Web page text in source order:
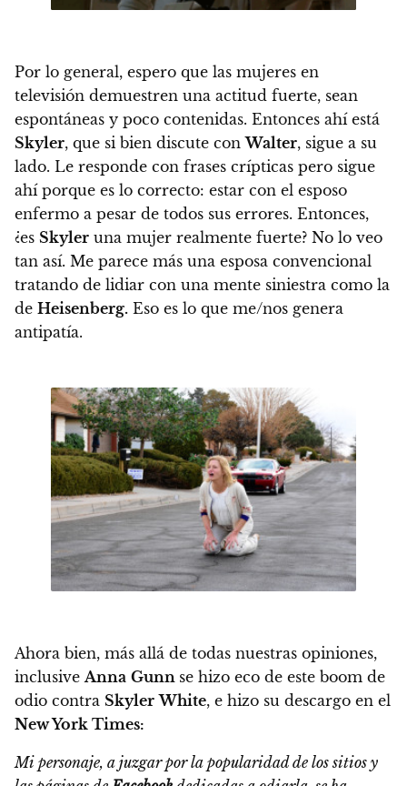
Por lo general, espero que las mujeres en
televisión demuestren una actitud fuerte, sean
espontáneas y poco contenidas. Entonces ahí está
Skyler, que si bien discute conWalter, sigue a su
lado. Le responde con frases crípticas pero sigue
ahí porque es lo correcto: estar con el esposo
enfermo a pesar de todos sus errores. Entonces,
¿es Skyler una mujer realmente fuerte? No lo veo
tan así. Me parece más una esposa convencional
tratando de lidiar con una mente siniestra como la
de Heisenberg. Eso es lo que me/nos genera
antipatía.
Ahora bien, más allá de todas nuestras opiniones,
inclusive Anna Gunn se hizo eco de este boom de
odio contra Skyler White, e hizo su descargo en el
New York Times:
Mi personaje, a juzgar por la popularidad de los sitios y